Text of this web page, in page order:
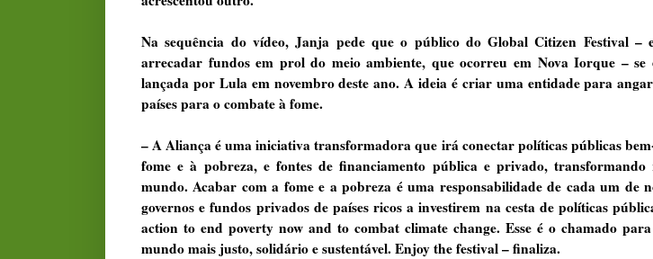
Na sequência do vídeo, Janja pede que o público do Global Citizen Festival –
arrecadar fundos em prol do meio ambiente, que ocorreu em Nova Iorque – se
lançada por Lula em novembro deste ano. A ideia é criar uma entidade para
países para o combate à fome.
– A Aliança é uma iniciativa transformadora que irá conectar políticas públicas
fome e à pobreza, e fontes de financiamento pública e privado,
mundo. Acabar com a fome e a pobreza é uma responsabilidade de cada um de
governos e fundos privados de países ricos a investirem na cesta de políticas
action to end poverty now and to combat climate change. Esse é o chamado
mundo mais justo, solidário e sustentável. Enjoy the festival – finaliza.